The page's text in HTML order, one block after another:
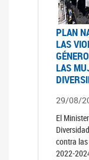
PLAN
LAS
LAS
29/08/
El
contra
2022-